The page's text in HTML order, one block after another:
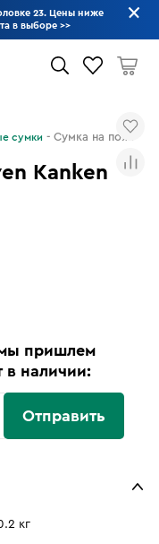
23. Цены ниже
в выборе >>
Kanken
сумки
Сумка на пояс
пришлем
в наличии:
Отправить
кг